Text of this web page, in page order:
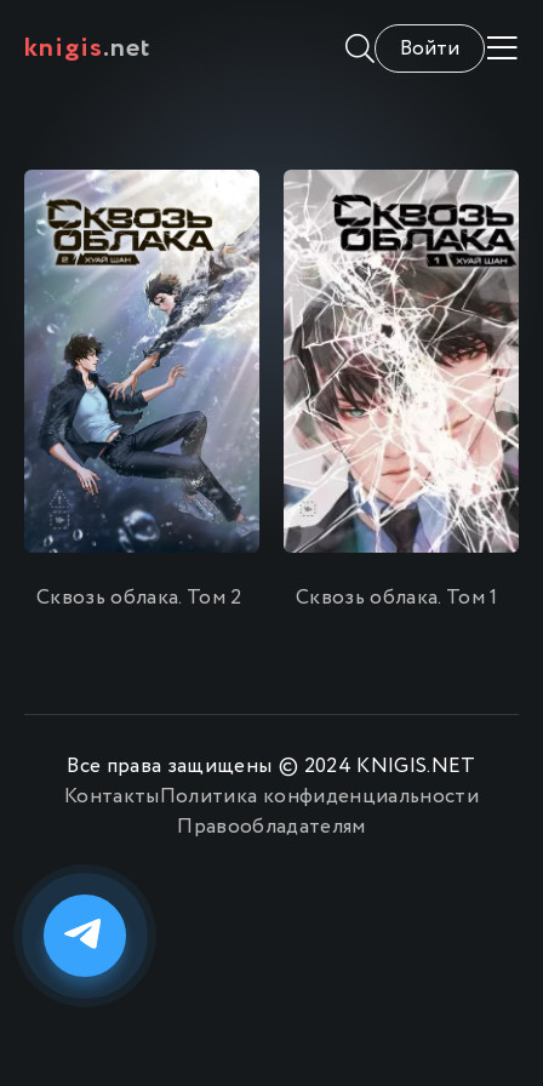
knigis.net Войти
Сквозь облака. Том 2
\
Сквозь облака. Том 1
Все права защищены © 2024 KNIGIS.NET
КонтактыПолитика конфиденциальности
Правообладателям